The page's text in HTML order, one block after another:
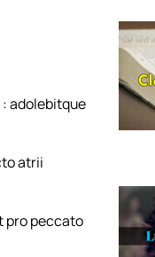
adolebitque
atrii
pro peccato